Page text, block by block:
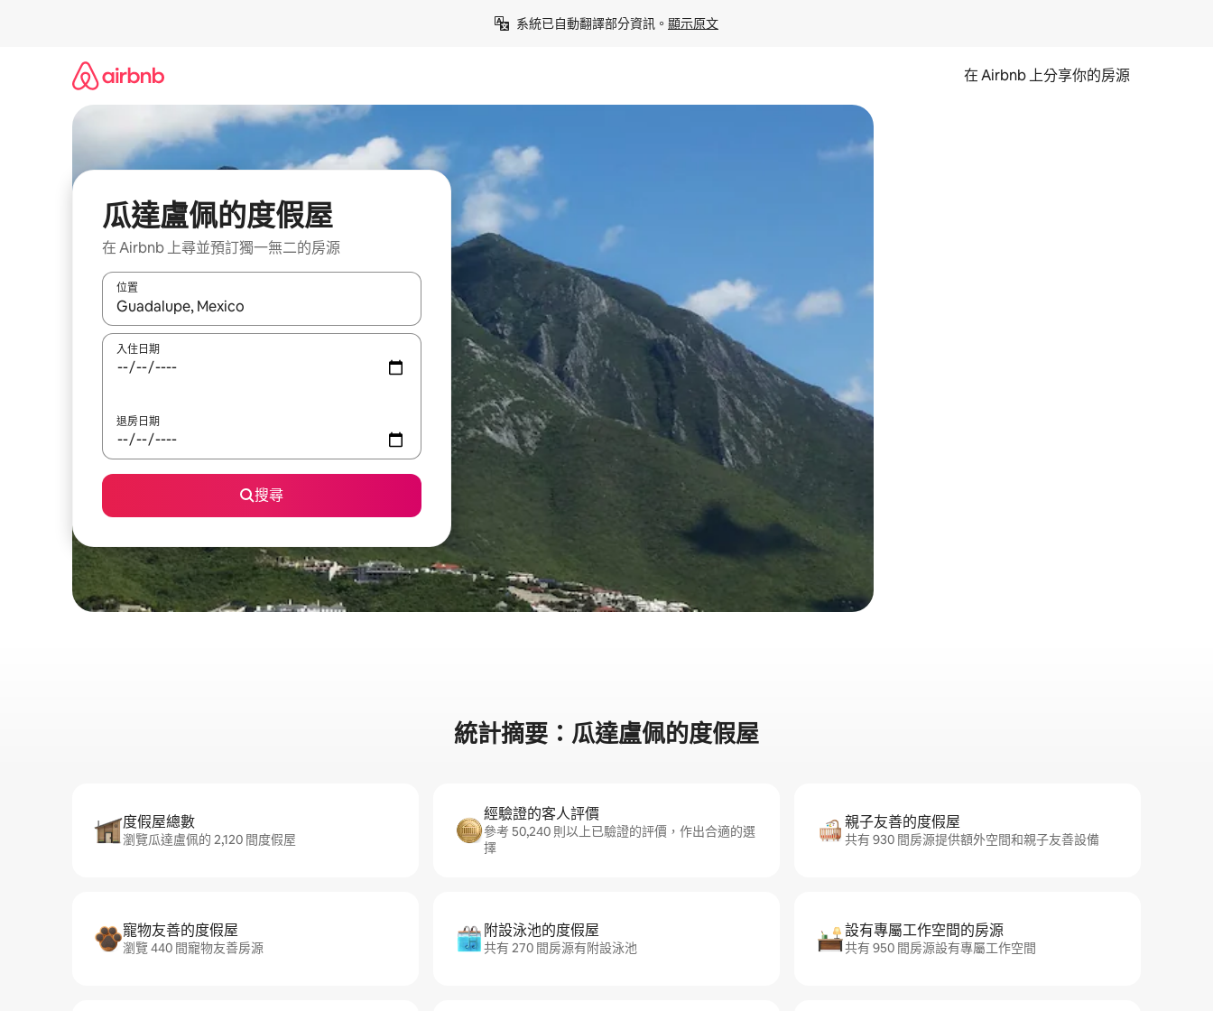
系統已自動翻譯部分資訊。 顯示原文
在 Airbnb 上分享你的房源
瓜達盧佩的度假屋
在 Airbnb 上尋並預訂獨一無二的房源
位置
如有搜尋結果，瀏覽內容時請使用上下箭頭，或輕點、滑動裝置。
入住日期
退房日期
搜尋
統計摘要：瓜達盧佩的度假屋
度假屋總數
瀏覽瓜達盧佩的 2,120 間度假屋
經驗證的客人評價
參考 50,240 則以上已驗證的評價，作出合適的選
擇
親子友善的度假屋
共有 930 間房源提供額外空間和親子友善設備
寵物友善的度假屋
瀏覽 440 間寵物友善房源
附設泳池的度假屋
共有 270 間房源有附設泳池
設有專屬工作空間的房源
共有 950 間房源設有專屬工作空間